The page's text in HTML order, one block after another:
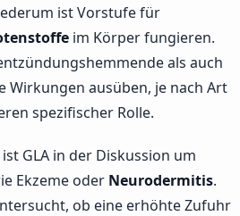
ist Vorstufe für
im Körper fungieren.
als auch
ausüben, je nach Art
spezifischer Rolle.
GLA in der Diskussion um
Ekzeme oder Neurodermitis.
ob eine erhöhte Zufuhr